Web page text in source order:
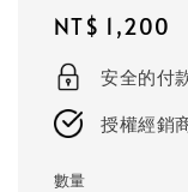
Regular
price
NT$ 1,200
安全的付
授權經銷
數量